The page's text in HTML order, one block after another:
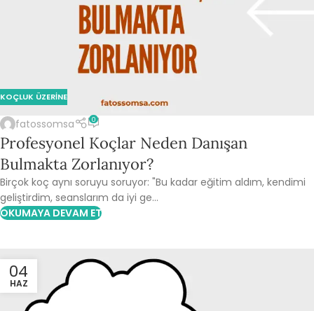
KOÇLUK ÜZERINE
fatossomsa 0
Profesyonel Koçlar Neden Danışan
Bulmakta Zorlanıyor?
Birçok koç aynı soruyu soruyor: "Bu kadar eğitim aldım, kendimi
geliştirdim, seanslarım da iyi ge...
OKUMAYA DEVAM ET
04
HAZ